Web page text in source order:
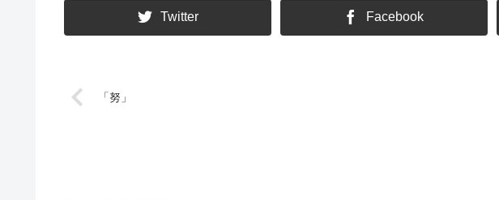
Twitter Facebook
「努」